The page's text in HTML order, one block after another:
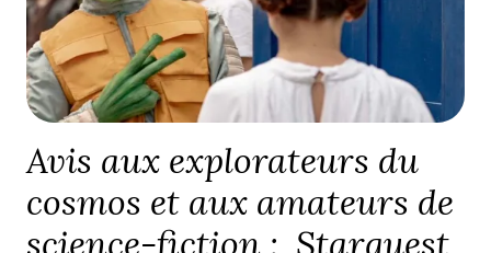
Avis aux explorateurs du
cosmos et aux amateurs de
science-fiction : Starquest